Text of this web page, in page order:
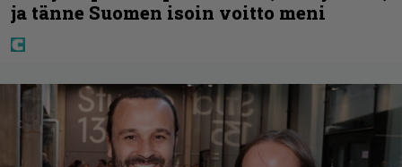
ja tänne Suomen isoin voitto meni